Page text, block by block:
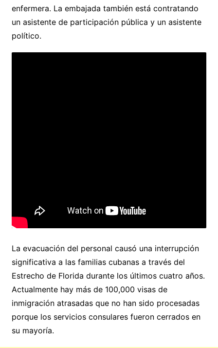
enfermera. La embajada también está contratando
un asistente de participación pública y un asistente
político.
La evacuación del personal causó una interrupción
significativa a las familias cubanas a través del
Estrecho de Florida durante los últimos cuatro años.
Actualmente hay más de 100,000 visas de
inmigración atrasadas que no han sido procesadas
porque los servicios consulares fueron cerrados en
su mayoría.